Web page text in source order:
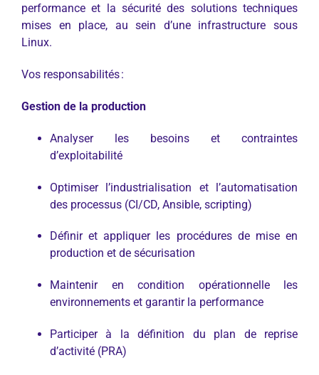
performance et la sécurité des solutions techniques
mises en place, au sein d’une infrastructure sous
Linux.
Vos responsabilités :
Gestion de la production
Analyser les besoins et contraintes
d’exploitabilité
Optimiser l’industrialisation et l’automatisation
des processus (CI/CD, Ansible, scripting)
Définir et appliquer les procédures de mise en
production et de sécurisation
Maintenir en condition opérationnelle les
environnements et garantir la performance
Participer à la définition du plan de reprise
d’activité (PRA)